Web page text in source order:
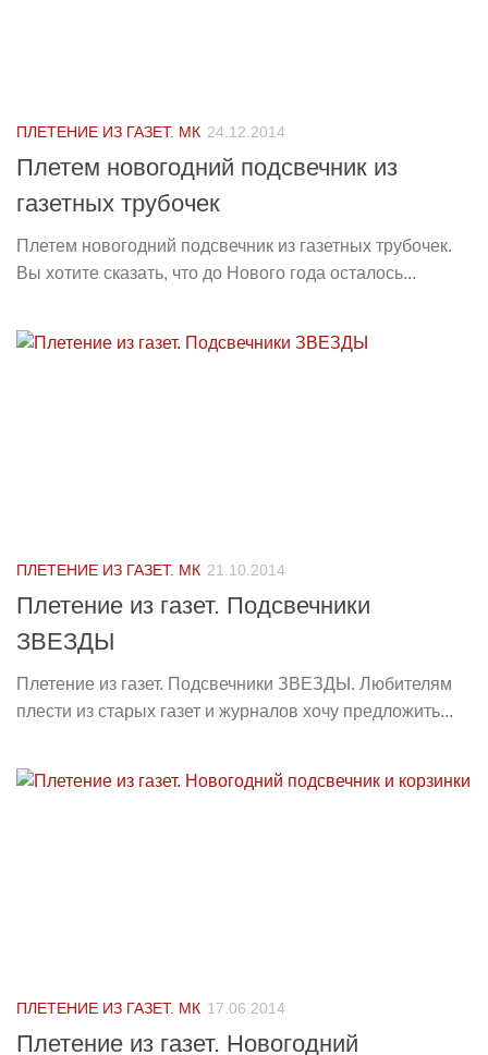
ПЛЕТЕНИЕ ИЗ ГАЗЕТ. МК 24.12.2014
Плетем новогодний подсвечник из
газетных трубочек
Плетем новогодний подсвечник из газетных трубочек.
Вы хотите сказать, что до Нового года осталось...
ПЛЕТЕНИЕ ИЗ ГАЗЕТ. МК 21.10.2014
Плетение из газет. Подсвечники
ЗВЕЗДЫ
Плетение из газет. Подсвечники ЗВЕЗДЫ. Любителям
плести из старых газет и журналов хочу предложить...
ПЛЕТЕНИЕ ИЗ ГАЗЕТ. МК 17.06.2014
Плетение из газет. Новогодний